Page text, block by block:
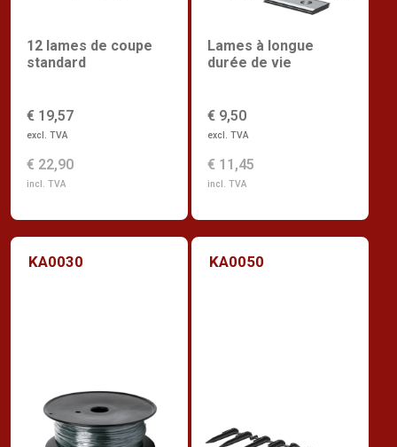
12 lames de coupe
standard
€ 19,57
excl. TVA
€ 22,90
incl. TVA
Lames à longue
durée de vie
€ 9,50
excl. TVA
€ 11,45
incl. TVA
KA0030 KA0050